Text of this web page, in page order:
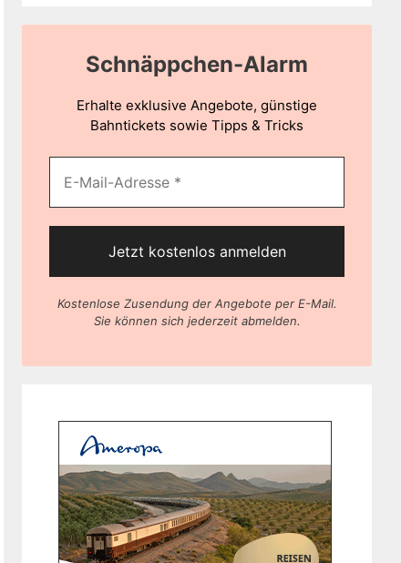
Schnäppchen-Alarm
Erhalte exklusive Angebote, günstige
Bahntickets sowie Tipps & Tricks
Kostenlose Zusendung der Angebote per E-Mail.
Sie können sich jederzeit abmelden.